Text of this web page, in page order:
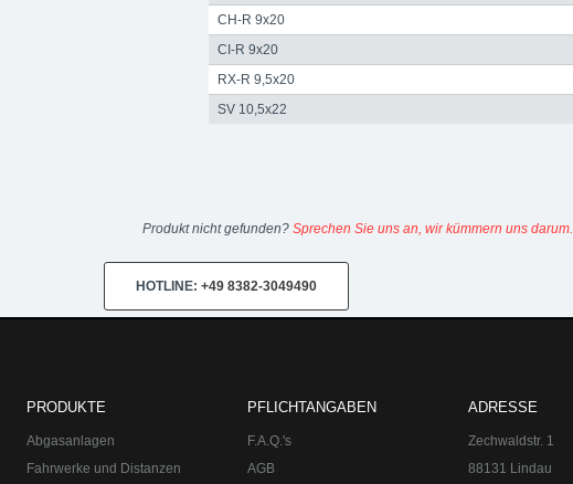
CH-R 9x20
CI-R 9x20
RX-R 9,5x20
SV 10,5x22
Produkt nicht gefunden? Sprechen Sie uns an, wir kümmern uns darum.
HOTLINE: +49 8382-3049490
PRODUKTE
Abgasanlagen
Fahrwerke und Distanzen
PFLICHTANGABEN
F.A.Q.'s
AGB
ADRESSE
Zechwaldstr. 1
88131 Lindau